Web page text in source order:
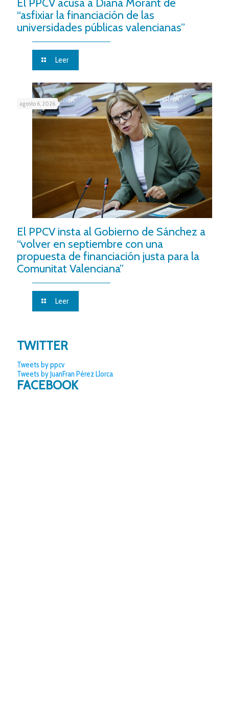
“asfixiar la financiación de las
universidades públicas valencianas”
Leer
agosto 6, 2026
El PPCV insta al Gobierno de Sánchez a
“volver en septiembre con una
propuesta de financiación justa para la
Comunitat Valenciana”
Leer
TWITTER
Tweets by ppcv
Tweets by JuanFran Pérez Llorca
FACEBOOK